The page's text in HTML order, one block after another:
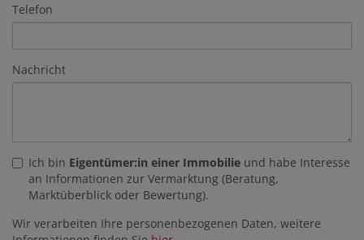
Telefon
Nachricht
Ich bin Eigentümer:in einer Immobilie und habe Interesse
an Informationen zur Vermarktung (Beratung,
Marktüberblick oder Bewertung).
Wir verarbeiten Ihre personenbezogenen Daten, weitere